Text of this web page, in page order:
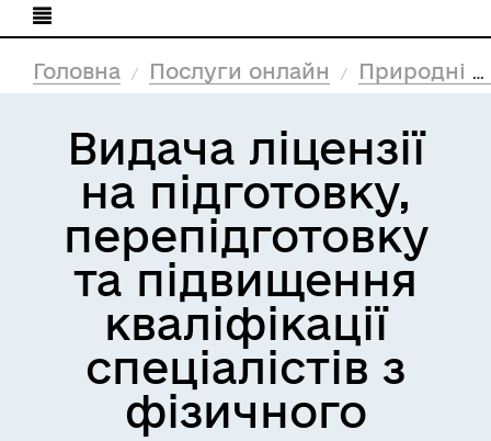
Головна Послуги онлайн Природні ресурси та екологія
Видача ліцензії
на підготовку,
перепідготовку
та підвищення
кваліфікації
спеціалістів з
фізичного